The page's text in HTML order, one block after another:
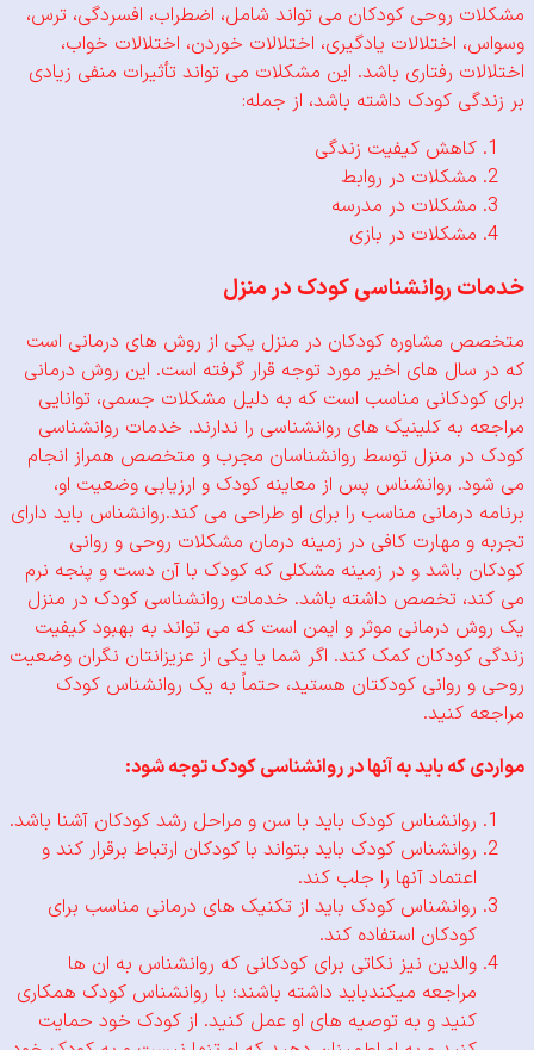
روحی کودکان می تواند شامل، اضطراب،افسردگی،ترس،
اختلالات یادگیری،اختلالات خوردن،اختلالات خواب،
رفتاری باشد.این مشکلات می تواند تأثیرات منفی زیادی
کودک داشته باشد، از جمله:
کاهش کیفیت زندگی
مشکلات در روابط
مشکلات در مدرسه
مشکلات در بازی
روانشناسی کودک در منزل
مشاوره کودکان در منزل یکی از روش های درمانی است
های اخیر مورد توجه قرار گرفته است. این روش درمانی
مناسب است که به دلیل مشکلات جسمی، توانایی
به کلینیک های روانشناسی را ندارند. خدمات روانشناسی
منزل توسط روانشناسان مجرب و متخصص همراز انجام
روانشناس پس از معاینه کودک و ارزیابی وضعیت او،
درمانی مناسب را برای او طراحی می کند.روانشناس باید دارای
مهارت کافی در زمینه درمان مشکلات روحی و روانی
باشد و در زمینه مشکلی که کودک با آن دست و پنجه نرم
تخصص داشته باشد.خدمات روانشناسی کودک در منزل
درمانی موثر و ایمن است که می تواند به بهبود کیفیت
کمک کند. اگر شما یا یکی از عزیزانتان نگران وضعیت
روانی کودکتان هستید، حتماً به یک روانشناس کودک
کنید.
که باید به آنها در روانشناسی کودک توجه شود:
روانشناس کودک باید با سن و مراحل رشد کودکان آشنا باشد.
روانشناس کودک باید بتواند با کودکان ارتباط برقرار کند و
اعتماد آنها را جلب کند.
روانشناس کودک باید از تکنیک های درمانی مناسب برای
کودکان استفاده کند.
والدین نیز نکاتی برای کودکانی که روانشناس به ان ها
مراجعه میکندباید داشته باشند؛ با روانشناس کودک همکاری
کنید و به توصیه های او عمل کنید.از کودک خود حمایت